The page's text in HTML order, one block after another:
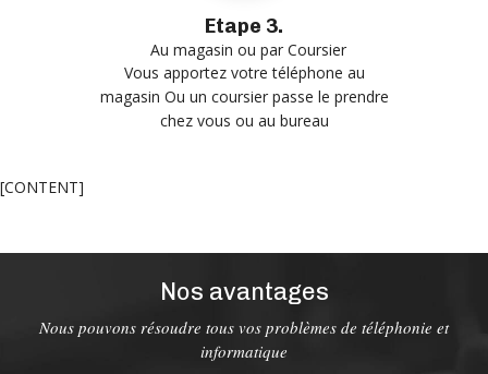
Etape 3.
Au magasin ou par Coursier
Vous apportez votre téléphone au
magasin Ou un coursier passe le prendre
chez vous ou au bureau
[CONTENT]
Nos avantages
Nous pouvons résoudre tous vos problèmes de téléphonie et
informatique